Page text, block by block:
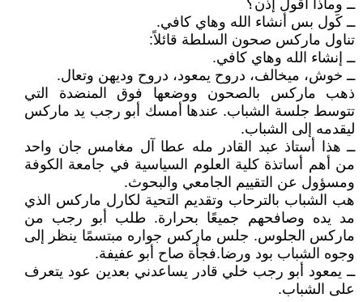
ــ وماذا أقول إذن؟
ــ كَول بس أنشاء الله وهاي كافي.
تناول ماركس صحون السلطة قائلاً:
ــ إنشاء الله وهاي كافي.
ــ خوش، ميخالف، دروح يمعود، دروح وديهن وتعال.
ذهب ماركس بالصحون ووضعها فوق المنضدة التي
تتوسط جلسة الشباب. عندها أمسك أبو رجب يد ماركس
ليقدمه إلى الشباب.
ــ هذا أستاذ عبد القادر مله عطا آل مغامس جان واحد
من أهم أساتذة كلية العلوم السياسية في جامعة الكوفة
ومسؤول عن التقييم الجامعي والبحوث.
هب الشباب بالترحاب وتقديم التحية لكارل ماركس الذي
مد يده وصافحهم جميعًا بحرارة. طلب أبو رجب من
ماركس الجلوس. جلس ماركس جواره مبتسمًا ينظر إلى
وجوه الشباب بود ورضا.فجأة صاح أبو عفيفة.
ــ يمعود أبو رجب خلي قادر يساعدني بعدين عود يتعرف
على الشباب.